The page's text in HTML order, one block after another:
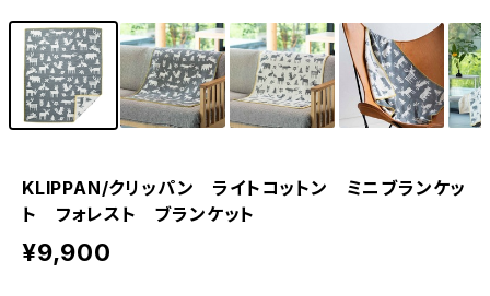
KLIPPAN/クリッパン ライトコットン ミニブランケッ
ト フォレスト ブランケット
¥9,900